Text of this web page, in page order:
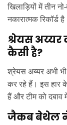
खिलाड़ियों में तीन
नकारात्मक रिकॉर्ड
श्रेयस अय्यर
कैसी है?
श्रेयस अय्यर अभी
कर रहे हैं। इस हार के
हैं और टीम को दबाव
जैकब बेथेल ने